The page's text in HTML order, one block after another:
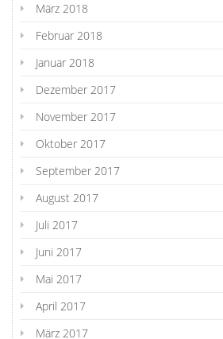
März 2018
Februar 2018
Januar 2018
Dezember 2017
November 2017
Oktober 2017
September 2017
August 2017
Juli 2017
Juni 2017
Mai 2017
April 2017
März 2017